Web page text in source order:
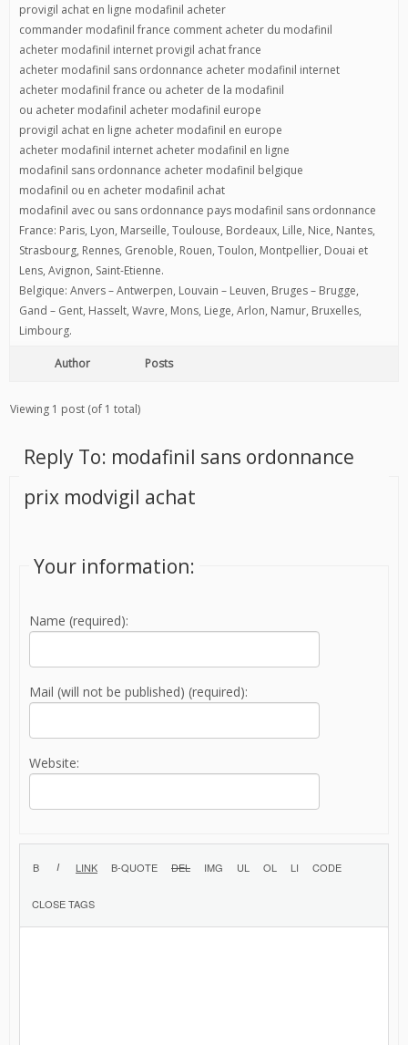
provigil achat en ligne modafinil acheter
commander modafinil france comment acheter du modafinil
acheter modafinil internet provigil achat france
acheter modafinil sans ordonnance acheter modafinil internet
acheter modafinil france ou acheter de la modafinil
ou acheter modafinil acheter modafinil europe
provigil achat en ligne acheter modafinil en europe
acheter modafinil internet acheter modafinil en ligne
modafinil sans ordonnance acheter modafinil belgique
modafinil ou en acheter modafinil achat
modafinil avec ou sans ordonnance pays modafinil sans ordonnance
France: Paris, Lyon, Marseille, Toulouse, Bordeaux, Lille, Nice, Nantes,
Strasbourg, Rennes, Grenoble, Rouen, Toulon, Montpellier, Douai et
Lens, Avignon, Saint-Etienne.
Belgique: Anvers – Antwerpen, Louvain – Leuven, Bruges – Brugge,
Gand – Gent, Hasselt, Wavre, Mons, Liege, Arlon, Namur, Bruxelles,
Limbourg.
Author Posts
Viewing 1 post (of 1 total)
Reply To: modafinil sans ordonnance
prix modvigil achat
Your information:
Name (required):
Mail (will not be published) (required):
Website: